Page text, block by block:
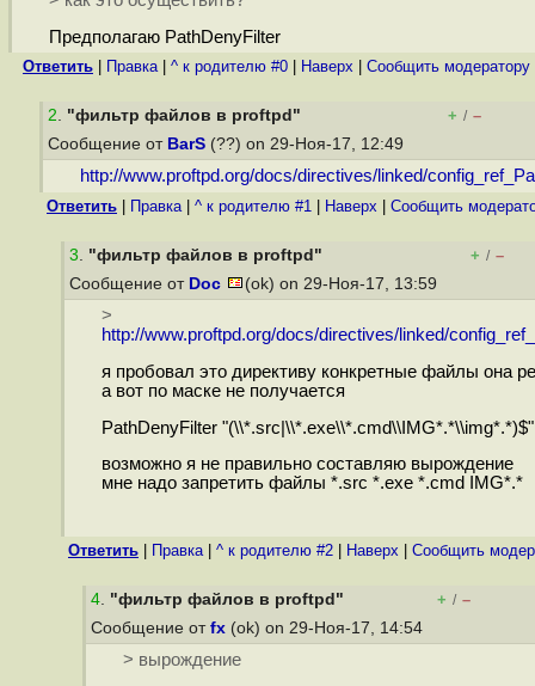
Предполагаю PathDenyFilter
Ответить Правка| ^ к родителю #0 Наверх Cообщить модератору
2. "фильтр файлов в proftpd" + / –
Сообщение от BarS (??) on 29-Ноя-17, 12:49
http://www.proftpd.org/docs/directives/linked/
Ответить Правка| ^ к родителю #1 Наверх Cообщить
3. "фильтр файлов в proftpd" + / –
Сообщение от Doc (ok) on 29-Ноя-17, 13:59
>
http://www.proftpd.org/docs/directives/linked/
я пробовал это директиву конкретные файлы она
а вот по маске не получается
PathDenyFilter "(\\*.src|\\*.exe\\*.cmd\\IMG*.*\\img*.*)$"
возможно я не правильно составляю вырождение
мне надо запретить файлы *.src *.exe *.cmd IMG*.*
Ответить Правка| ^ к родителю #2 Наверх Cообщить
4. "фильтр файлов в proftpd" + / –
Сообщение от fx (ok) on 29-Ноя-17, 14:54
> вырождение